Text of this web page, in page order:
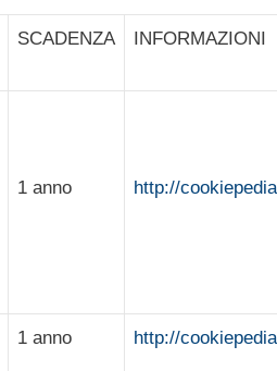
SCADENZA INFORMAZIONI
1 anno http://
1 anno http://